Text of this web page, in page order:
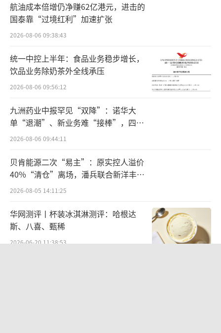
在笔者看来，20世纪初的电气化浪潮不仅
改变了家庭，也重塑了许多工作场景。例如，
洗衣机替代了人工洗衣，让工薪阶层的周末真
正变成了休息日；电冰箱减少了人们食物的采
买频率；微波炉则让“速食”乃至今天的“预
这个时间段，美国率先完成了家电产品的
商业普及与产业化，更重要的是，这些产品在
当时的推广方式，也在同步塑造一个新产业——
通过电视广告、分期付款、超市摆展等销售渠
道，家电首次被当作“面向大众市场的耐用消
费品”来推广，这一切，为后续几十年全球家
电产业的商业模式定下基调。
经历了初期的产品、市场探索与技术积累
航油成本倍增仍净赚62亿港元，进击的
国泰靠“过境红利”加速扩张
2026-08-06 09:38:43
统一中控上半年：食品业务稳步增长，
饮品业务除奶茶外全线承压
2026-08-06 09:56:12
九洲药业中报罕见“双降”：诺华大
单“退潮”、新业务难“接棒”，四大
难关待闯
2026-08-06 09:44:11
贝肯能源二次“易主”：原实控人溢价
40%“清仓”离场，潘兵联合新洋丰、
宏科百世拟入主
2026-08-05 14:11:25
华网测评丨杯装冰淇淋测评：哈根达
斯、八喜、甄稀
2026-06-20 11:38:53